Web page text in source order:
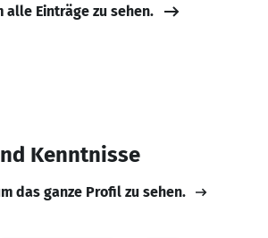
alle Einträge zu sehen.
Kenntnisse
das ganze Profil zu sehen.